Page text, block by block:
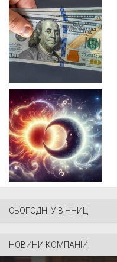
СЬОГОДНІ У ВІННИЦІ
НОВИНИ КОМПАНІЙ